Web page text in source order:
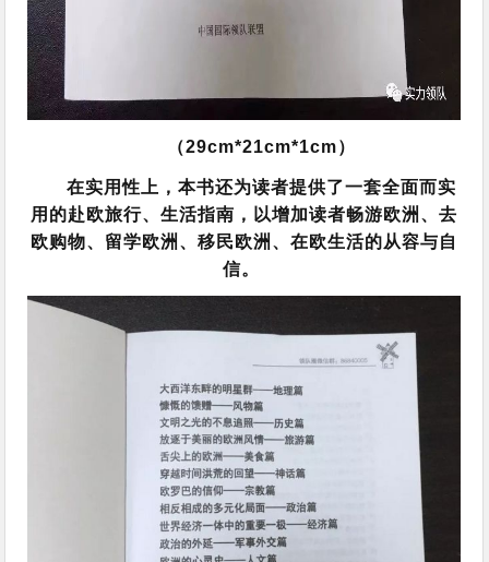
（29cm*21cm*1cm）
在实用性上，本书还为读者提供了一套全面而实
用的赴欧旅行、生活指南，以增加读者畅游欧洲、去
欧购物、留学欧洲、移民欧洲、在欧生活的从容与自
信。